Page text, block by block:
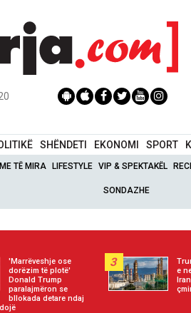
SHËNDETI EKONOMI SPORT
TË MIRA LIFESTYLE VIP & SPEKTAKËL
SONDAZHE
'Marrëveshje ose
dorëzim të plotë'
Donald Trump
paralajmëron se
bllokada detare ndaj
3
e